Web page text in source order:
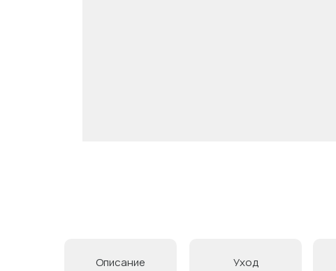
Уход
Описание